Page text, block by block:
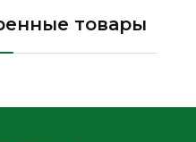
товары